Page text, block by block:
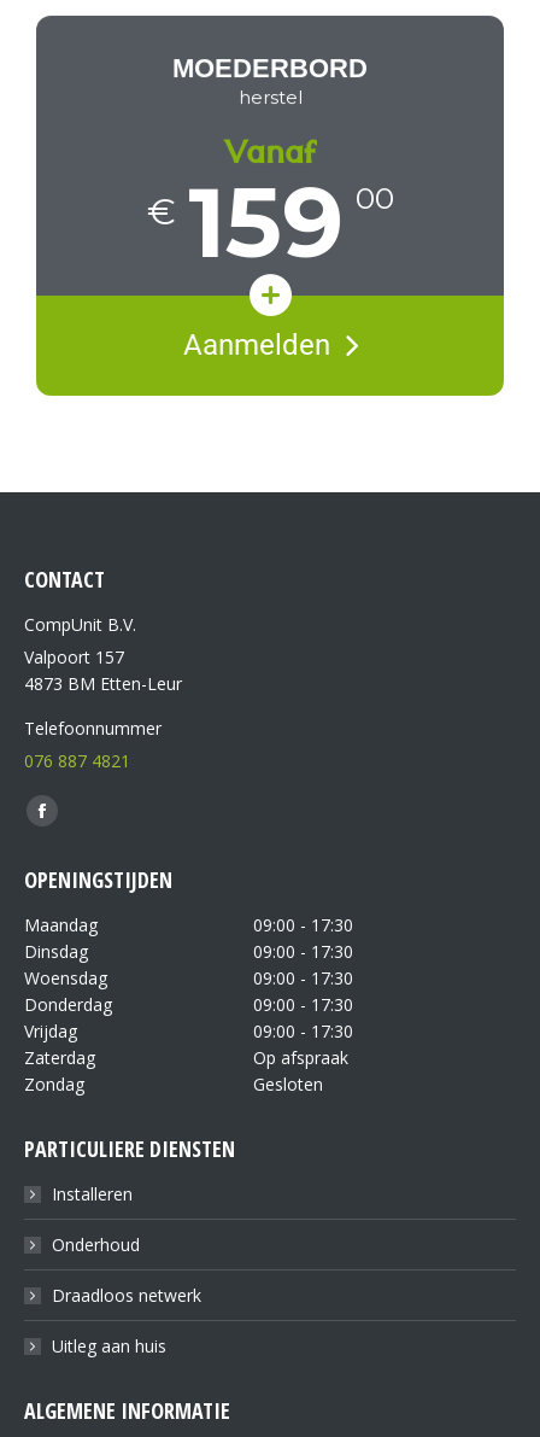
MOEDERBORD
herstel
Vanaf
€ 159 00
Meting op component niveau
Aanmelden
CONTACT
CompUnit B.V.
Valpoort 157
4873 BM Etten-Leur
Telefoonnummer
076 887 4821
Vind ons op:
OPENINGSTIJDEN
Maandag
09:00 - 17:30
Dinsdag
09:00 - 17:30
Woensdag
09:00 - 17:30
Donderdag
09:00 - 17:30
Vrijdag
09:00 - 17:30
Zaterdag
Op afspraak
Zondag
Gesloten
PARTICULIERE DIENSTEN
Installeren
Onderhoud
Draadloos netwerk
Uitleg aan huis
ALGEMENE INFORMATIE